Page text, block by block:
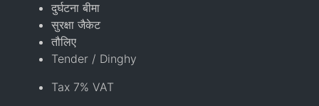
दुर्घटना बीमा
सुरक्षा जैकेट
तौलिए
Tender / Dinghy
Tax 7% VAT